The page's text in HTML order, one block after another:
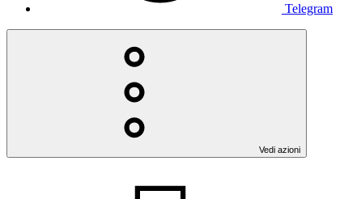
Telegram
Vedi azioni